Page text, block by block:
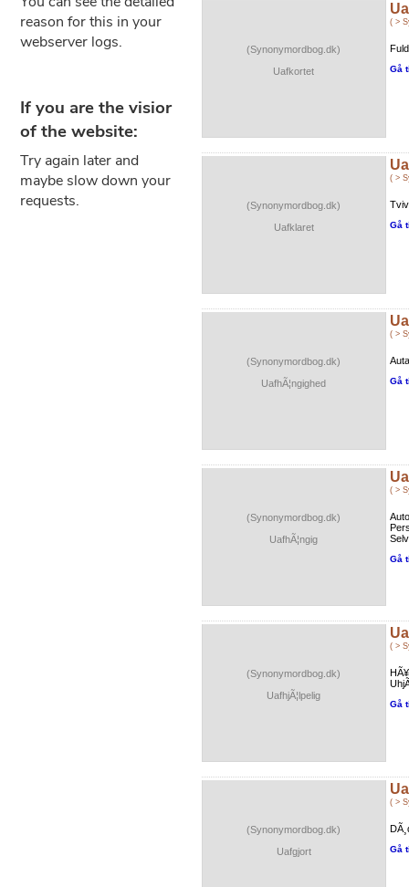
(Synonymordbog.dk)
Uafkortet
( >
Gå
(Synonymordbog.dk)
Uafklaret
( >
Gå
(Synonymordbog.dk)
UafhÃ¦ngighed
( >
Gå
(Synonymordbog.dk)
UafhÃ¦ngig
( >
Gå
(Synonymordbog.dk)
UafhjÃ¦lpelig
( >
Gå
(Synonymordbog.dk)
Uafgjort
( >
Gå